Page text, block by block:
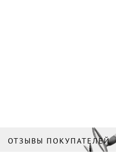
ОТЗЫВЫ ПОКУПАТЕЛЕЙ